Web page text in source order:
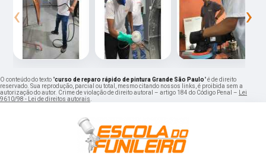
‹ ›
O conteúdo do texto "curso de reparo rápido de pintura Grande São Paulo" é de direito
reservado. Sua reprodução, parcial ou total, mesmo citando nossos links, é proibida sem a
autorização do autor. Crime de violação de direito autoral – artigo 184 do Código Penal – Lei
9610/98 - Lei de direitos autorais.